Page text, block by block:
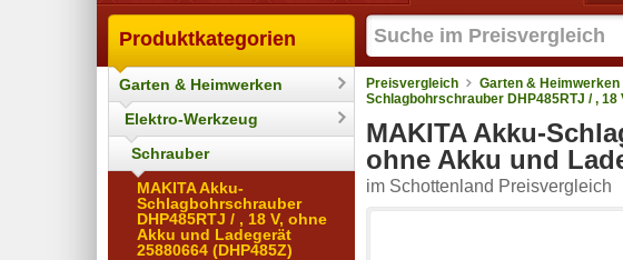
Produktkategorien
Garten & Heimwerken
Elektro-Werkzeug
Schrauber
MAKITA Akku-
Schlagbohrschrauber
DHP485RTJ / , 18 V, ohne
Akku und Ladegerät
25880664 (DHP485Z)
Preisvergleich Garten & Heimwerken
Schlagbohrschrauber DHP485RTJ / ,
MAKITA Akku-
ohne Akku und
im Schottenland Preisvergleich